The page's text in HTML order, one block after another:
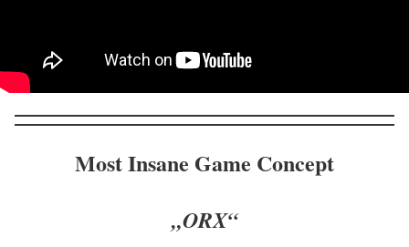
Most Insane Game Concept
„ORX“